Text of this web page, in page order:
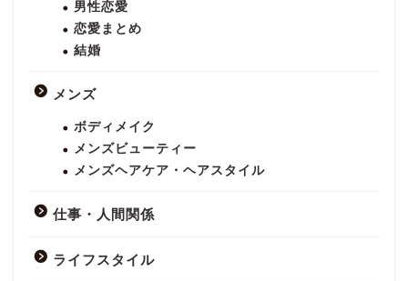
男性恋愛
恋愛まとめ
結婚
メンズ
ボディメイク
メンズビューティー
メンズヘアケア・ヘアスタイル
仕事・人間関係
ライフスタイル